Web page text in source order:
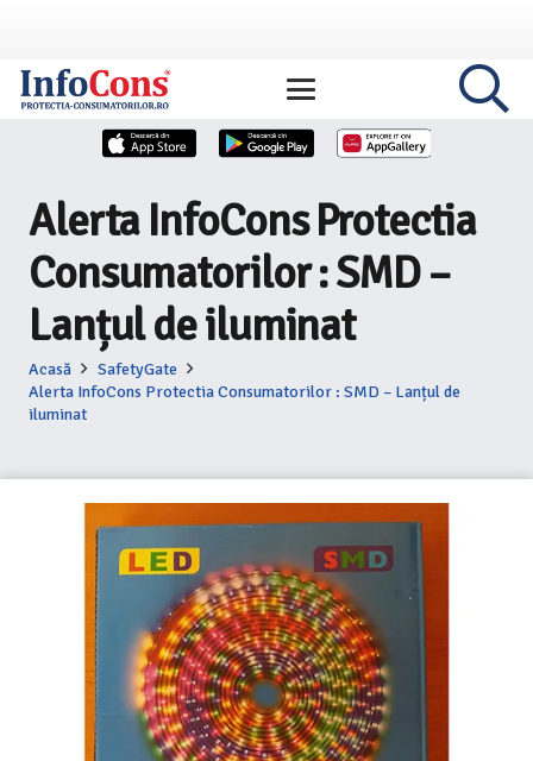
Alerta InfoCons Protectia
Consumatorilor : SMD –
Lanțul de iluminat
Acasă
SafetyGate
Alerta InfoCons Protectia Consumatorilor : SMD – Lanțul de
iluminat